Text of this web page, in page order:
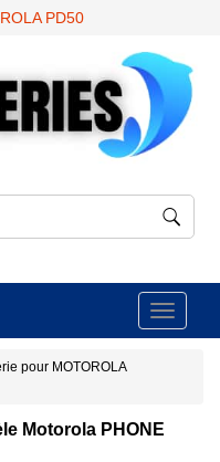
PD50
Toggle
pour MOTOROLA
Motorola PHONE